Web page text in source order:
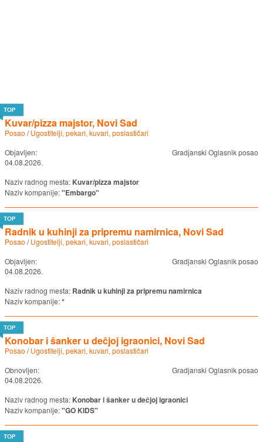
Kuvar/pizza majstor, Novi Sad
Posao /Ugostitelji, pekari, kuvari, poslastičari
Gradjanski Oglasnik posao
Objavljen:
04.08.2026.
Naziv radnog mesta: Kuvar/pizza majstor
Naziv kompanije:"Embargo"
Radnik u kuhinji za pripremu namirnica, Novi Sad
Posao /Ugostitelji, pekari, kuvari, poslastičari
Gradjanski Oglasnik posao
Objavljen:
04.08.2026.
Naziv radnog mesta: Radnik u kuhinji za pripremu namirnica
Naziv kompanije:*
Konobar i šanker u dečjoj igraonici, Novi Sad
Posao /Ugostitelji, pekari, kuvari, poslastičari
Gradjanski Oglasnik posao
Obnovljen:
04.08.2026.
Naziv radnog mesta: Konobar i šanker u dečjoj igraonici
Naziv kompanije:"GO KIDS"